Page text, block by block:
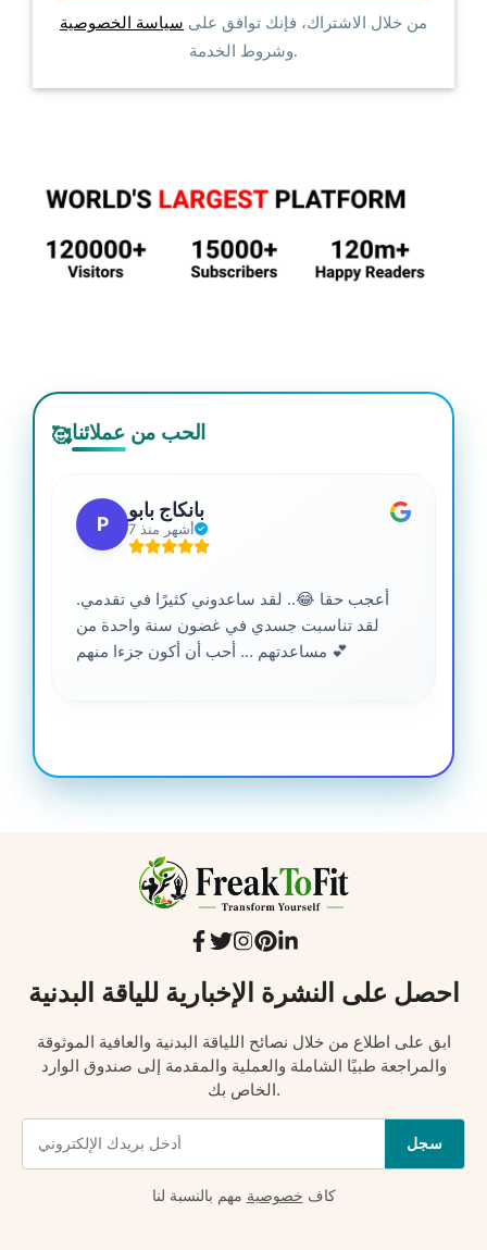
من خلال الاشتراك، فإنك توافق على سياسة الخصوصية
وشروط الخدمة.
🥰الحب من عملائنا
P
بانكاج بابو
7 أشهر منذ
أعجب حقا 😂.. لقد ساعدوني كثيرًا في تقدمي.
لقد تناسبت جسدي في غضون سنة واحدة من
مساعدتهم ... أحب أن أكون جزءا منهم 💕
احصل على النشرة الإخبارية للياقة البدنية
ابق على اطلاع من خلال نصائح اللياقة البدنية والعافية الموثوقة
والمراجعة طبيًا الشاملة والعملية والمقدمة إلى صندوق الوارد
الخاص بك.
سجل
كاف خصوصية مهم بالنسبة لنا